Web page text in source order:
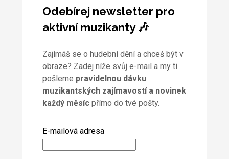
Odebírej newsletter pro
aktivní muzikanty 🎶
Zajímáš se o hudební dění a chceš být v
obraze? Zadej níže svůj e-mail a my ti
pošleme pravidelnou dávku
muzikantských zajímavostí a novinek
každý měsícpřímo do tvé pošty.
E-mailová adresa